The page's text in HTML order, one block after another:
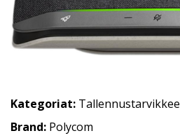
Kategoriat:
Brand: Polycom